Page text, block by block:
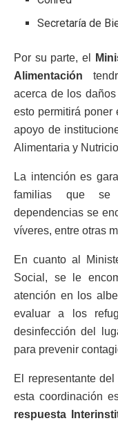
Secretaría de
Por su parte, el
Alimentación
acerca de los
esto permitirá poner
apoyo de
Alimentaria y
La intención es
familias que se
dependencias se
víveres, entre otras
En cuanto al
Social, se le
atención en los
evaluar a los
desinfección del
para prevenir
El representante
esta coordinación
respuesta